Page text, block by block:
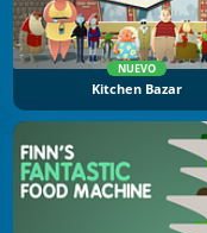
NUEVO
Kitchen Bazar